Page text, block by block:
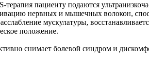
пациенту подаются
нервных и мышечных волокон,
мускулатуры,
положение.
снимает болевой синдром и